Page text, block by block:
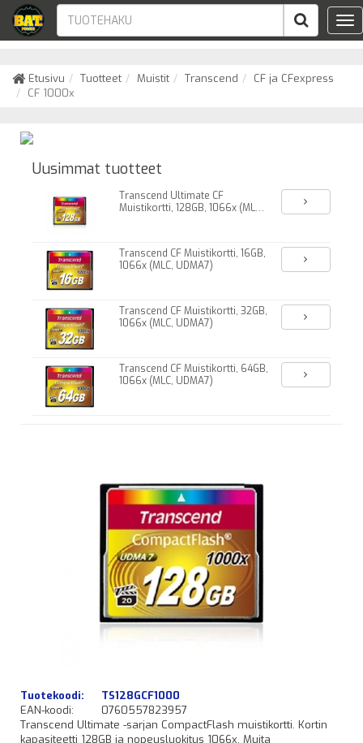
Etusivu Tuotteet Muistit Transcend
CF ja CFexpress
CF 1000x
Uusimmat tuotteet
Transcend Ultimate CF
Muistikortti, 128GB, 1066x (MLC,
Transcend CF Muistikortti, 16GB,
1066x (MLC, UDMA7)
Transcend CF Muistikortti, 32GB,
1066x (MLC, UDMA7)
Transcend CF Muistikortti, 64GB,
1066x (MLC, UDMA7)
Tuotekoodi:
TS128GCF1000
EAN-koodi:
0760557823957
Transcend Ultimate -sarjan CompactFlash muistikortti. Kortin
kapasiteetti 128GB ja nopeusluokitus 1066x. Muita